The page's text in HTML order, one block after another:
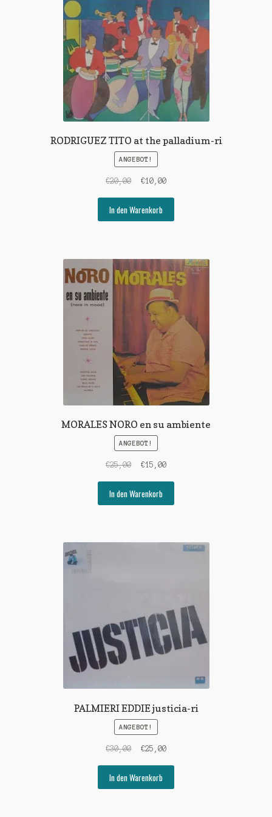
RODRIGUEZ TITO at the palladium-ri
ANGEBOT!
€20,00
Ursprünglicher
war:
€20,00
€10,00Aktueller
€10,00.
In den Warenkorb
MORALES NORO en su ambiente
ANGEBOT!
€25,00
Ursprünglicher
war:
€25,00
€15,00Aktueller
€15,00.
In den Warenkorb
PALMIERI EDDIE justicia-ri
ANGEBOT!
€30,00
Ursprünglicher
war:
€30,00
€25,00Aktueller
€25,00.
In den Warenkorb